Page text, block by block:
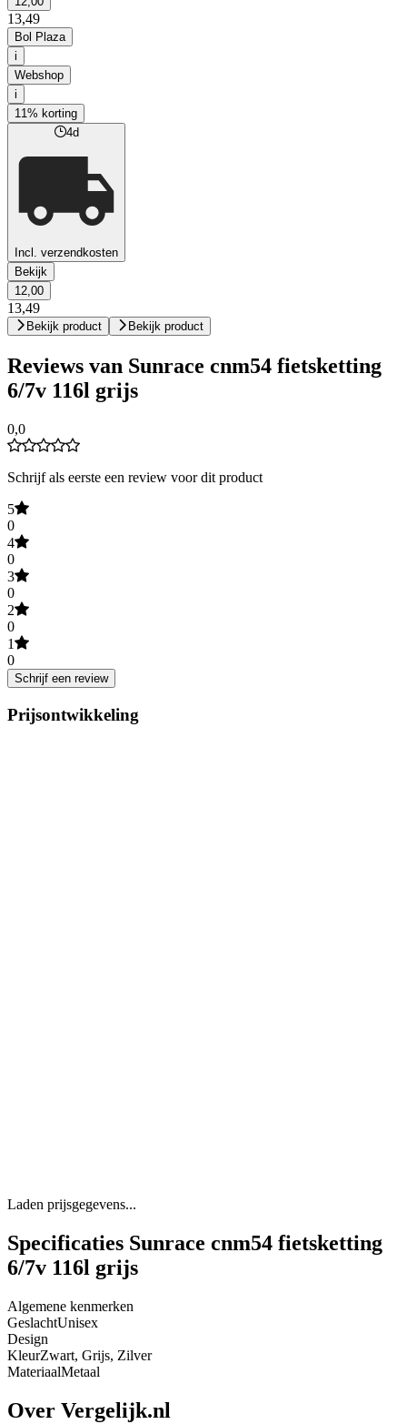
13,49
Bol Plaza
i
Webshop
i
11% korting
4d
Incl. verzendkosten
Bekijk
12,00
13,49
Bekijk product Bekijk product
Reviews van Sunrace cnm54 fietsketting
6/7v 116l grijs
0,0
Schrijf als eerste een review voor dit product
5
0
4
0
3
0
2
0
1
0
Schrijf een review
Prijsontwikkeling
Laden prijsgegevens...
Specificaties Sunrace cnm54 fietsketting
6/7v 116l grijs
Algemene kenmerken
GeslachtUnisex
Design
KleurZwart, Grijs, Zilver
MateriaalMetaal
Over Vergelijk.nl